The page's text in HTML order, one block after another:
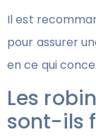
Il est
pour assurer
en ce qui
Les
sont-ils